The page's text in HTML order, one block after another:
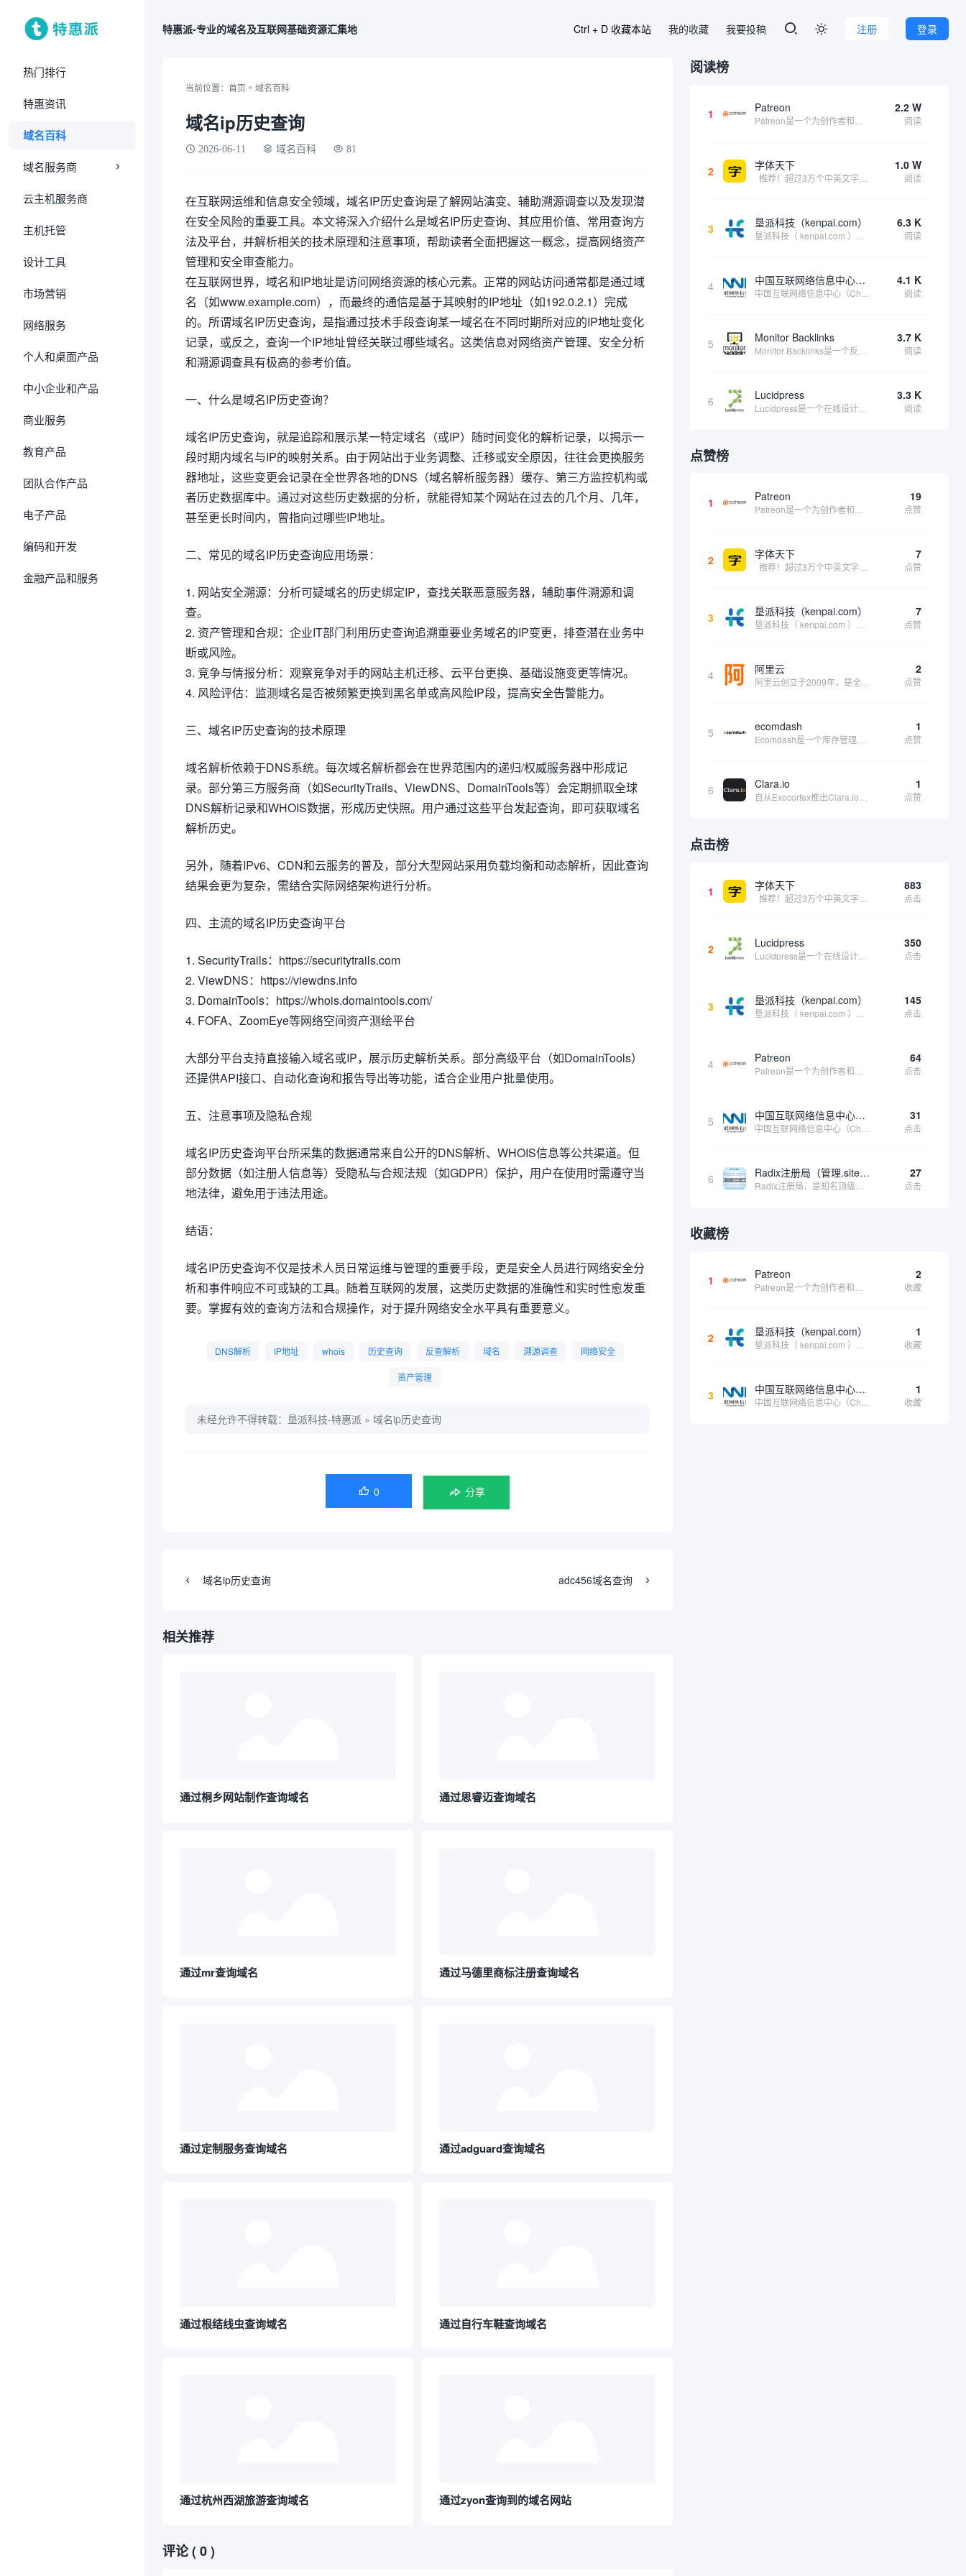
热门排行
特惠资讯
域名百科
域名服务商
云主机服务商
主机托管
设计工具
市场营销
网络服务
个人和桌面产品
中小企业和产品
商业服务
教育产品
团队合作产品
电子产品
编码和开发
金融产品和服务
特惠派-专业的域名及互联网基础资源汇集地 登录
注册

我的收藏 我要投稿
Ctrl + D 收藏本站
当前位置： 首页 » 域名百科
域名ip历史查询
2026-06-11 域名百科 81
在互联网运维和信息安全领域，域名IP历史查询是了解网站演变、辅助溯源调查以及发现潜
在安全风险的重要工具。本文将深入介绍什么是域名IP历史查询、其应用价值、常用查询方
法及平台，并解析相关的技术原理和注意事项，帮助读者全面把握这一概念，提高网络资产
管理和安全审查能力。
在互联网世界，域名和IP地址是访问网络资源的核心元素。正常的网站访问通常都是通过域
名（如www.example.com），而最终的通信是基于其映射的IP地址（如192.0.2.1）完成
的。所谓域名IP历史查询，是指通过技术手段查询某一域名在不同时期所对应的IP地址变化
记录，或反之，查询一个IP地址曾经关联过哪些域名。这类信息对网络资产管理、安全分析
和溯源调查具有极高的参考价值。
一、什么是域名IP历史查询？
域名IP历史查询，就是追踪和展示某一特定域名（或IP）随时间变化的解析记录，以揭示一
段时期内域名与IP的映射关系。由于网站出于业务调整、迁移或安全原因，往往会更换服务
器地址，这些变更会记录在全世界各地的DNS（域名解析服务器）缓存、第三方监控机构或
者历史数据库中。通过对这些历史数据的分析，就能得知某个网站在过去的几个月、几年，
甚至更长时间内，曾指向过哪些IP地址。
二、常见的域名IP历史查询应用场景：
1. 网站安全溯源：分析可疑域名的历史绑定IP，查找关联恶意服务器，辅助事件溯源和调
查。
2. 资产管理和合规：企业IT部门利用历史查询追溯重要业务域名的IP变更，排查潜在业务中
断或风险。
3. 竞争与情报分析：观察竞争对手的网站主机迁移、云平台更换、基础设施变更等情况。
4. 风险评估：监测域名是否被频繁更换到黑名单或高风险IP段，提高安全告警能力。
三、域名IP历史查询的技术原理
域名解析依赖于DNS系统。每次域名解析都会在世界范围内的递归/权威服务器中形成记
录。部分第三方服务商（如SecurityTrails、ViewDNS、DomainTools等）会定期抓取全球
DNS解析记录和WHOIS数据，形成历史快照。用户通过这些平台发起查询，即可获取域名
解析历史。
另外，随着IPv6、CDN和云服务的普及，部分大型网站采用负载均衡和动态解析，因此查询
结果会更为复杂，需结合实际网络架构进行分析。
四、主流的域名IP历史查询平台
1. SecurityTrails：https://securitytrails.com
2. ViewDNS：https://viewdns.info
3. DomainTools：https://whois.domaintools.com/
4. FOFA、ZoomEye等网络空间资产测绘平台
大部分平台支持直接输入域名或IP，展示历史解析关系。部分高级平台（如DomainTools）
还提供API接口、自动化查询和报告导出等功能，适合企业用户批量使用。
五、注意事项及隐私合规
域名IP历史查询平台所采集的数据通常来自公开的DNS解析、WHOIS信息等公共渠道。但
部分数据（如注册人信息等）受隐私与合规法规（如GDPR）保护，用户在使用时需遵守当
地法律，避免用于违法用途。
结语：
域名IP历史查询不仅是技术人员日常运维与管理的重要手段，更是安全人员进行网络安全分
析和事件响应不可或缺的工具。随着互联网的发展，这类历史数据的准确性和实时性愈发重
要。掌握有效的查询方法和合规操作，对于提升网络安全水平具有重要意义。
DNS解析 IP地址 whois 历史查询 反查解析 域名 溯源调查 网络安全
资产管理
未经允许不得转载： 垦派科技-特惠派 » 域名ip历史查询
 0 分享
域名ip历史查询 adc456域名查询
相关推荐
通过桐乡网站制作查询域名 通过思睿迈查询域名
通过mr查询域名 通过马德里商标注册查询域名
通过定制服务查询域名 通过adguard查询域名
通过根结线虫查询域名 通过自行车鞋查询域名
通过杭州西湖旅游查询域名 通过zyon查询到的域名网站
评论( 0 )
阅读榜
1 Patreon 2.2 W
阅读
2 字体天下 1.0 W
阅读
3 垦派科技（kenpai.com） 6.3 K
阅读
4 中国互联网络信息中心（CNNIC） 4.1 K
阅读
5 Monitor Backlinks 3.7 K
阅读
6 Lucidpress 3.3 K
阅读
点赞榜
1 Patreon 19
点赞
2 字体天下 7
点赞
3 垦派科技（kenpai.com） 7
点赞
4 阿里云 2
点赞
5 ecomdash 1
点赞
6 Clara.io 1
点赞
点击榜
1 字体天下 883
点击
2 Lucidpress 350
点击
3 垦派科技（kenpai.com） 145
点击
4 Patreon 64
点击
5 中国互联网络信息中心（CNNIC） 31
点击
6 Radix注册局（管理.site、.online等顶级域名） 27
点击
收藏榜
1 Patreon 2
收藏
2 垦派科技（kenpai.com） 1
收藏
3 中国互联网络信息中心（CNNIC） 1
收藏